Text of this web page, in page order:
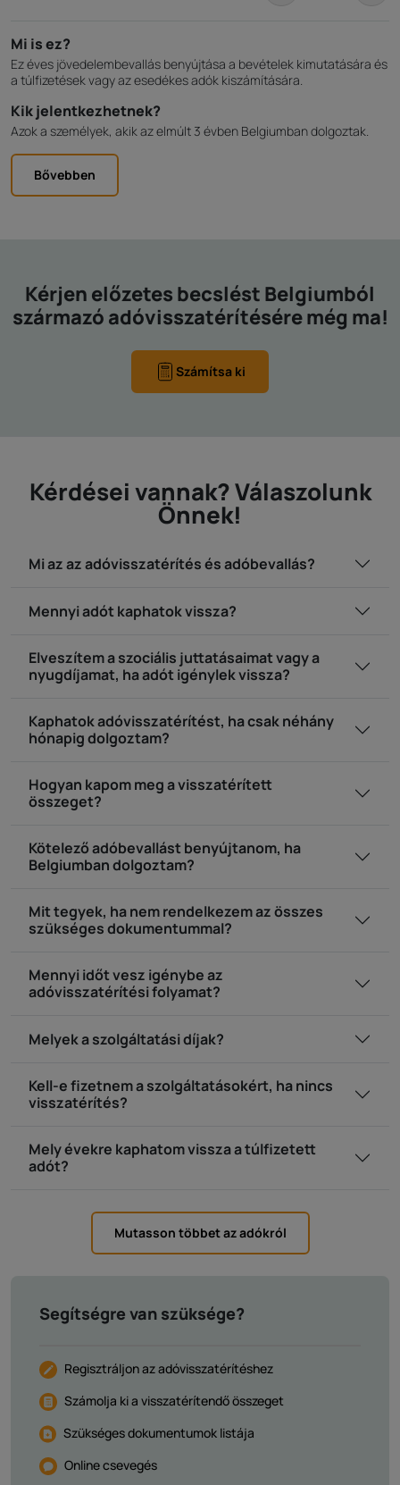
Mi is ez?
Ez éves jövedelembevallás benyújtása a bevételek kimutatására és
a túlfizetések vagy az esedékes adók kiszámítására.
Kik jelentkezhetnek?
Azok a személyek, akik az elmúlt 3 évben Belgiumban dolgoztak.
Bővebben
Kérjen előzetes becslést Belgiumból
származó adóvisszatérítésére még ma!
Számítsa ki
Kérdései vannak? Válaszolunk
Önnek!
Mi az az adóvisszatérítés és adóbevallás?
Mennyi adót kaphatok vissza?
Elveszítem a szociális juttatásaimat vagy a
nyugdíjamat, ha adót igénylek vissza?
Kaphatok adóvisszatérítést, ha csak néhány
hónapig dolgoztam?
Hogyan kapom meg a visszatérített
összeget?
Kötelező adóbevallást benyújtanom, ha
Belgiumban dolgoztam?
Mit tegyek, ha nem rendelkezem az összes
szükséges dokumentummal?
Mennyi időt vesz igénybe az
adóvisszatérítési folyamat?
Melyek a szolgáltatási díjak?
Kell-e fizetnem a szolgáltatásokért, ha nincs
visszatérítés?
Mely évekre kaphatom vissza a túlfizetett
adót?
Mutasson többet az adókról
Segítségre van szüksége?
Regisztráljon az adóvisszatérítéshez
Számolja ki a visszatérítendő összeget
Szükséges dokumentumok listája
Online csevegés